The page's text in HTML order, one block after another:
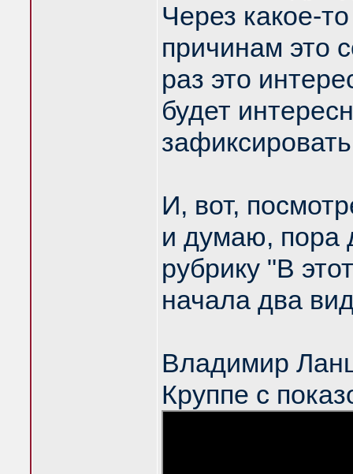
Через какое-
причинам это
раз это
будет
И, вот,
и думаю, пора
рубрику "В
начала два
Владимир
Круппе с